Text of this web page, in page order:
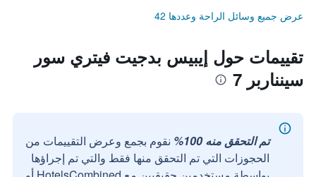
عرض جميع وسائل الراحة وعددها 42
تقييمات حول إيبيس بدجيت فيتري سور
سينناربر 7
تم التحقق منه 100%
نقوم بجمع وعرض التقييمات من
الحجوزات التي تم التحقق منها فقط والتي تم إجراؤها